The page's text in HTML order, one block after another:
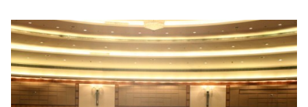
獎典禮 香港珠算協會李偉秋會長致歡迎辭講稿 香港津貼小學議會主
席、油麻地天主教小學蔡楷俊校長、香港資助小學校長會主席、油
麻地天主..